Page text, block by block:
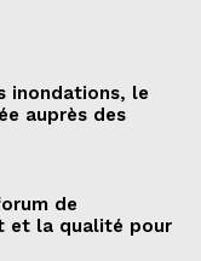
inondations, le
auprès des
de
et la qualité pour